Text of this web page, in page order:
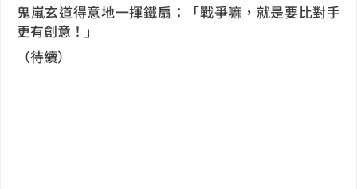
鬼嵐玄道得意地一揮鐵扇：「戰爭嘛，就是要比對手
更有創意！」
（待續）